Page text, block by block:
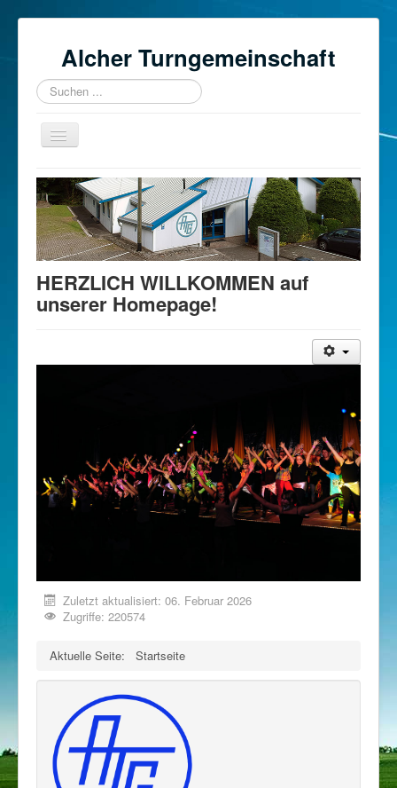
Alcher Turngemeinschaft
Suchen
...
Toggle
Navigation
Start
Über uns
Sportarten
Sportstätten
HERZLICH WILLKOMMEN auf
unserer Homepage!
Zuletzt aktualisiert: 06. Februar 2026
Zugriffe: 220574
Aktuelle Seite: Startseite